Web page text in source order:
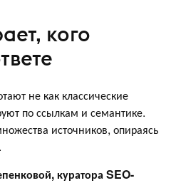
кого
не как классические
по ссылкам и семантике.
источников, опираясь
куратора SEO-